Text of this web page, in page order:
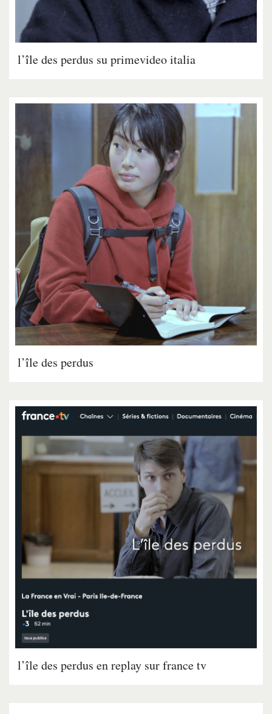
l’île des perdus su primevideo italia
l’île des perdus
l’île des perdus en replay sur france tv